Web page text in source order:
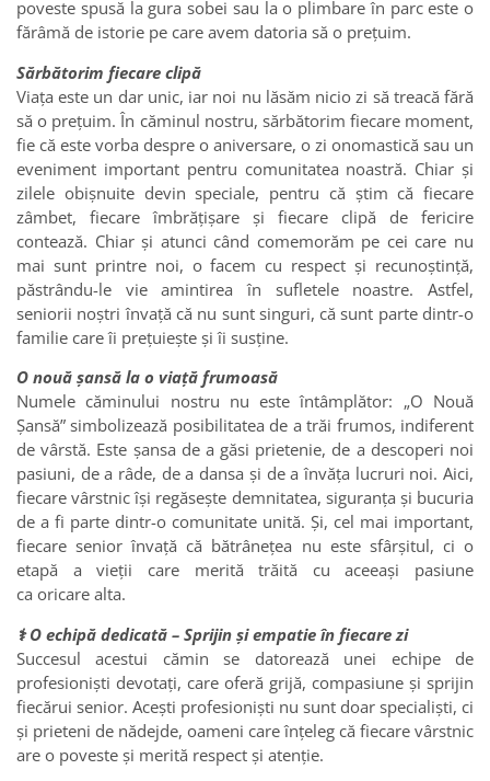
poveste spusă la gura sobei sau la o plimbare în parc este o
fărâmă de istorie pe care avem datoria să o prețuim.
Sărbătorim fiecare clipă
Viața este un dar unic, iar noi nu lăsăm nicio zi să treacă fără
să o prețuim. În căminul nostru, sărbătorim fiecare moment,
fie că este vorba despre o aniversare, o zi onomastică sau un
eveniment important pentru comunitatea noastră. Chiar și
zilele obișnuite devin speciale, pentru că știm că fiecare
zâmbet, fiecare îmbrățișare și fiecare clipă de fericire
contează. Chiar și atunci când comemorăm pe cei care nu
mai sunt printre noi, o facem cu respect și recunoștință,
păstrându-le vie amintirea în sufletele noastre. Astfel,
seniorii noștri învață că nu sunt singuri, că sunt parte dintr-o
familie care îi prețuiește și îi susține.
O nouă șansă la o viață frumoasă
Numele căminului nostru nu este întâmplător: „O Nouă
Șansă” simbolizează posibilitatea de a trăi frumos, indiferent
de vârstă. Este șansa de a găsi prietenie, de a descoperi noi
pasiuni, de a râde, de a dansa și de a învăța lucruri noi. Aici,
fiecare vârstnic își regăsește demnitatea, siguranța și bucuria
de a fi parte dintr-o comunitate unită. Și, cel mai important,
fiecare senior învață că bătrânețea nu este sfârșitul, ci o
etapă a vieții care merită trăită cu aceeași pasiune
ca oricare alta.
‍⚕️ O echipă dedicată – Sprijin și empatie în fiecare zi
Succesul acestui cămin se datorează unei echipe de
profesioniști devotați, care oferă grijă, compasiune și sprijin
fiecărui senior. Acești profesioniști nu sunt doar specialiști, ci
și prieteni de nădejde, oameni care înțeleg că fiecare vârstnic
are o poveste și merită respect și atenție.